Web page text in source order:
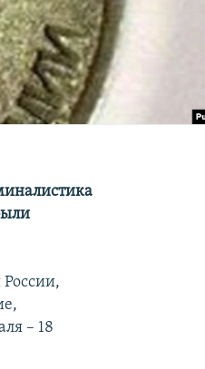
– 18